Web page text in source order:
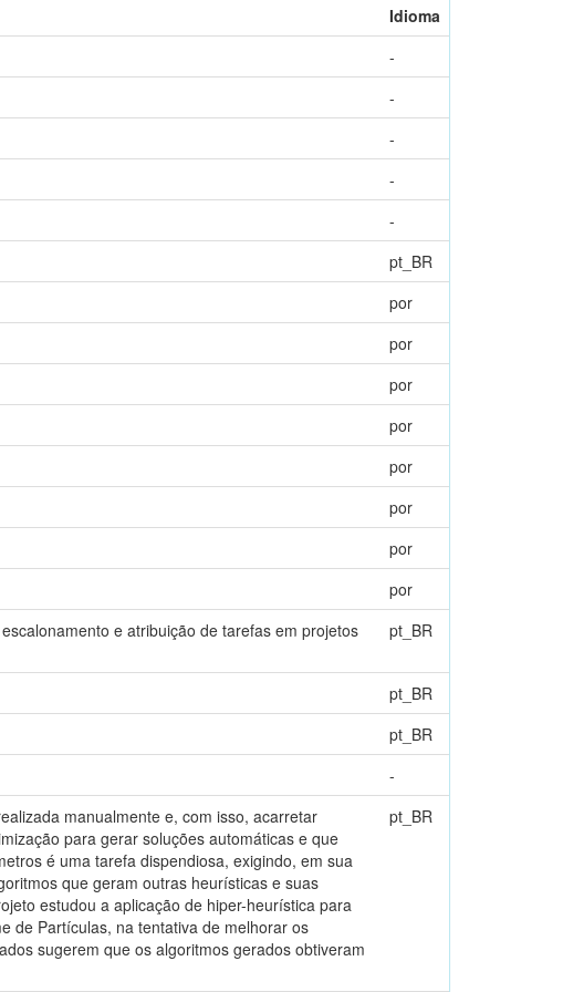
Idioma
-
-
-
-
-
pt_BR
por
por
por
por
por
por
por
por
e atribuição de tarefas em projetos
pt_BR
pt_BR
pt_BR
-
manualmente e, com isso, acarretar
para gerar soluções automáticas e que
é uma tarefa dispendiosa, exigindo, em sua
que geram outras heurísticas e suas
estudou a aplicação de hiper-heurística para
de Partículas, na tentativa de melhorar os
sugerem que os algoritmos gerados obtiveram
pt_BR